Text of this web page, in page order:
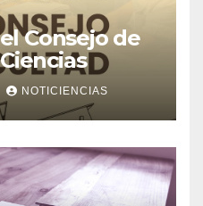
Consejo de
NOTICIENCIAS